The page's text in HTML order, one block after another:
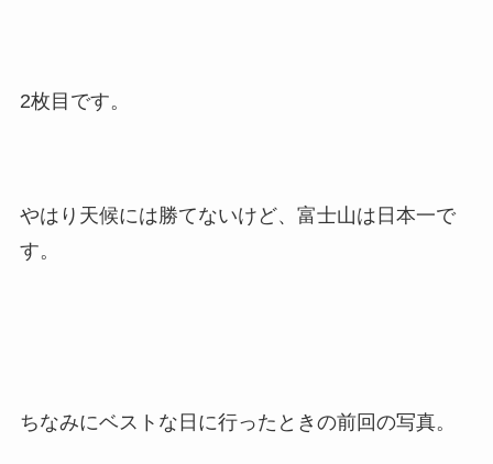
2枚目です。
やはり天候には勝てないけど、富士山は日本一で
す。
ちなみにベストな日に行ったときの前回の写真。